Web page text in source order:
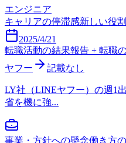
エンジニア
キャリアの停滞感新しい役
2025/4/21
転職活動の結果報告 + 転職
ヤフー
記載なし
LY社（LINEヤフー）の週1
省を機に強...
事業・方針への懸念働き方